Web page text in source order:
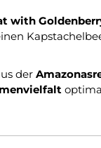
with
der